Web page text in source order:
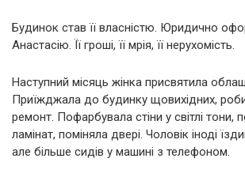
Будинок став її власністю. Юридично
Анастасію. Її гроші, її мрія, її нерухомість.
Наступний місяць жінка присвятила
Приїжджала до будинку щовихідних,
ремонт. Пофарбувала стіни у світлі тони,
ламінат, поміняла двері. Чоловік іноді
але більше сидів у машині з телефоном.